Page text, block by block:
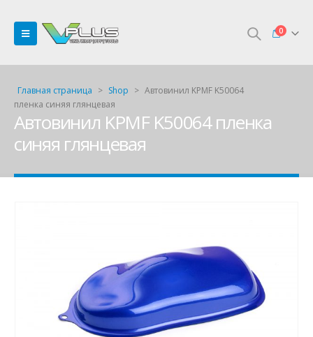
0
Главная страница > Shop > Автовинил KPMF K50064
пленка синяя глянцевая
Автовинил KPMF K50064 пленка
синяя глянцевая